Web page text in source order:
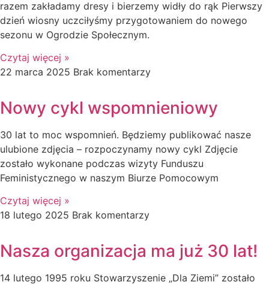
razem zakładamy dresy i bierzemy widły do rąk Pierwszy
dzień wiosny uczciłyśmy przygotowaniem do nowego
sezonu w Ogrodzie Społecznym.
Czytaj więcej »
22 marca 2025 Brak komentarzy
Nowy cykl wspomnieniowy
30 lat to moc wspomnień. Będziemy publikować nasze
ulubione zdjęcia – rozpoczynamy nowy cykl Zdjęcie
zostało wykonane podczas wizyty Funduszu
Feministycznego w naszym Biurze Pomocowym
Czytaj więcej »
18 lutego 2025 Brak komentarzy
Nasza organizacja ma już 30 lat!
14 lutego 1995 roku Stowarzyszenie „Dla Ziemi” zostało